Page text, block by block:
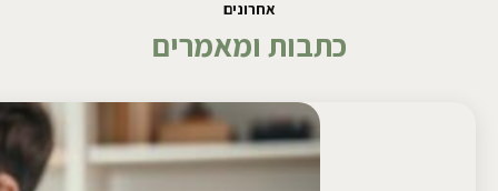
אחרונים
כתבות ומאמרים